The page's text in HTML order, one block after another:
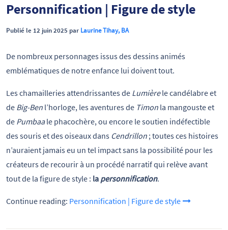
Personnification | Figure de style
Publié le 12 juin 2025 par Laurine Tihay, BA
De nombreux personnages issus des dessins animés
emblématiques de notre enfance lui doivent tout.
Les chamailleries attendrissantes de Lumièrele candélabre et
de Big-Ben l’horloge, les aventures de Timon la mangouste et
de Pumbaale phacochère, ou encore le soutien indéfectible
des souris et des oiseaux dans Cendrillon ; toutes ces histoires
n’auraient jamais eu un tel impact sans la possibilité pour les
créateurs de recourir à un procédé narratif qui relève avant
tout de la figure de style : la personnification.
Continue reading: Personnification | Figure de style